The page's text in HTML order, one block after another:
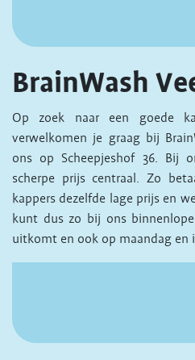
BrainWash
Op zoek naar een goede
verwelkomen je graag bij
ons op Scheepjeshof 36. Bij
scherpe prijs centraal. Zo
kappers dezelfde lage prijs en
kunt dus zo bij ons
uitkomt en ook op maandag en